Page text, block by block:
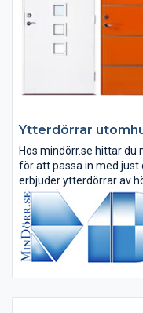
Ytterdörrar
Hos mindörr.se hittar
för att passa in med just
erbjuder ytterdörrar av
tillverkas i en lokal fabrik
och...